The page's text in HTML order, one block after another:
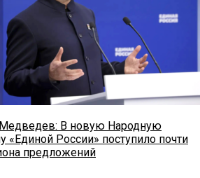
В новую Народную
«Единой России» поступило почти
предложений